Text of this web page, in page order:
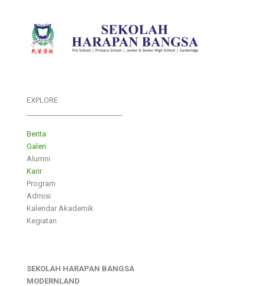
EXPLORE
Berita
Galeri
Alumni
Karir
Program
Admisi
Kalendar Akademik
Kegiatan
SEKOLAH HARAPAN BANGSA
MODERNLAND